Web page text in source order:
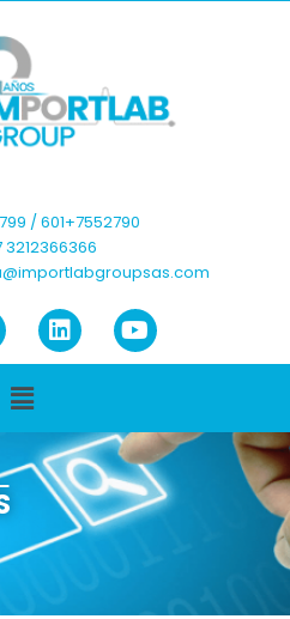
/ 601+7552790
3212366366​